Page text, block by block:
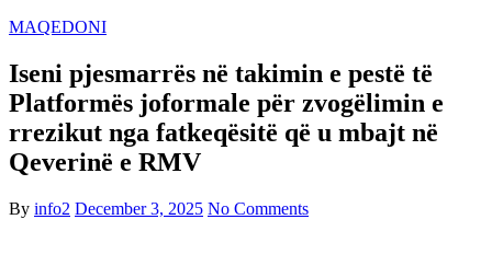
MAQEDONI
Iseni pjesmarrës në takimin e pestë të
Platformës joformale për zvogëlimin e
rrezikut nga fatkeqësitë që u mbajt në
Qeverinë e RMV
By info2 December 3, 2025 No Comments